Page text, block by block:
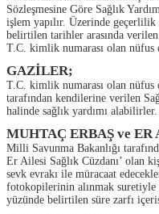
Sözleşmesine Göre Sağlık
işlem yapılır. Üzerinde
belirtilen tarihler arasında
T.C. kimlik numarası olan
GAZİLER;
T.C. kimlik numarası olan
tarafından kendilerine verilen
halinde sağlık yardımı alabilirler.
MUHTAÇ ERBAŞ ve
Milli Savunma Bakanlığı
Er Ailesi Sağlık Cüzdanı’ olan
sevk evrakı ile müracaat
fotokopilerinin alınmak
yüzünde belirtilen süre zarfı